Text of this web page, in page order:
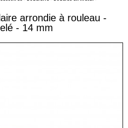
arrondie à rouleau -
- 14 mm